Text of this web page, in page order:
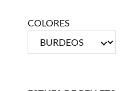
COLORES